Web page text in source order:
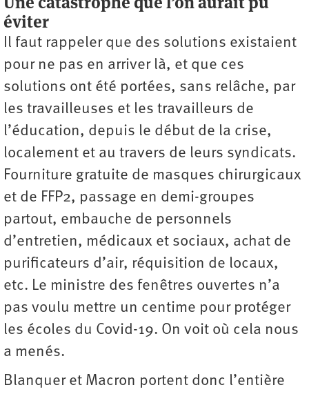
éviter
Il faut rappeler que des solutions existaient
pour ne pas en arriver là, et que ces
solutions ont été portées, sans relâche, par
les travailleuses et les travailleurs de
l’éducation, depuis le début de la crise,
localement et au travers de leurs syndicats.
Fourniture gratuite de masques chirurgicaux
et de FFP2, passage en demi-groupes
partout, embauche de personnels
d’entretien, médicaux et sociaux, achat de
purificateurs d’air, réquisition de locaux,
etc. Le ministre des fenêtres ouvertes n’a
pas voulu mettre un centime pour protéger
les écoles du Covid-19. On voit où cela nous
a menés.
Blanquer et Macron portent donc l’entière